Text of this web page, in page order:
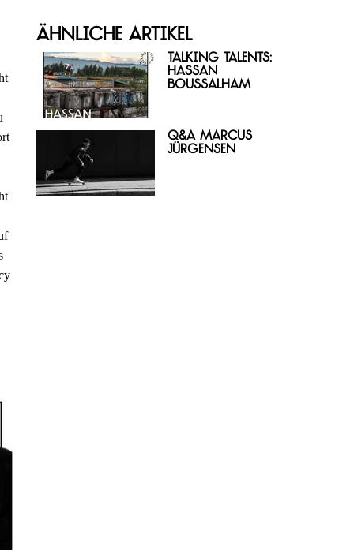
Ähnliche Artikel
Talking Talents:
Hassan
Boussalham
Q&A Marcus
Jürgensen